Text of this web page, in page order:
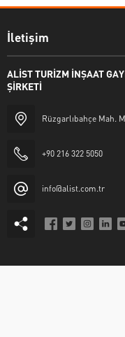
İletişim
ALİST TURİZM İNŞAAT
ŞİRKETİ
Rüzgarlıbahçe Mah.
+90 216 322 5050
info@alist.com.tr